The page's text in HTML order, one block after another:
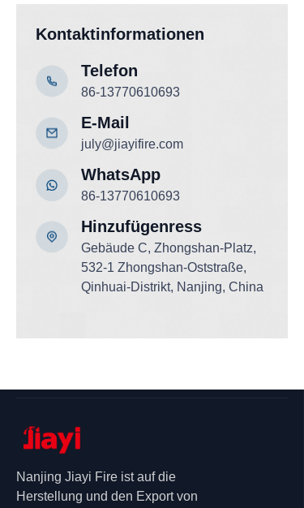
Kontaktinformationen
86-13770610693
WhatsApp
Telefon
86-13770610693
july@jiayifire.com
E-Mail
Hinzufügenress
Gebäude C, Zhongshan-Platz,
532-1 Zhongshan-Oststraße,
Qinhuai-Distrikt, Nanjing, China
Nanjing Jiayi Fire ist auf die
Herstellung und den Export von